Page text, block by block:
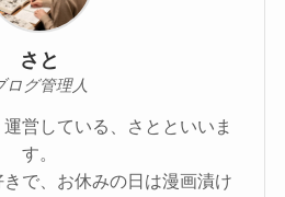
さと
ログ管理人
営している、さとといいま
す。
で、お休みの日は漫画漬け